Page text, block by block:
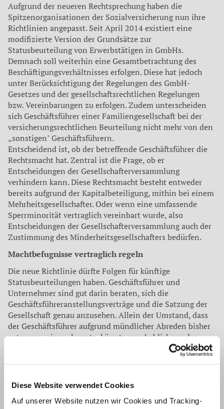
Diese Website verwendet Cookies
Auf unserer Website nutzen wir Cookies und Tracking-
Aufgrund der neueren Rechtsprechung haben die
Spitzenorganisationen der Sozialversicherung nun ihre
Richtlinien angepasst. Seit April 2014 existiert eine
modifizierte Version der Grundsätze zur
Statusbeurteilung von Erwerbstätigen in GmbHs.
Demnach soll weiterhin eine Gesamtbetrachtung des
Beschäftigungsverhältnisses erfolgen. Diese hat jedoch
unter Berücksichtigung der Regelungen des GmbH-
Gesetzes und der gesellschaftsrechtlichen Regelungen
bzw. Vereinbarungen zu erfolgen. Zudem unterscheiden
sich Geschäftsführer einer Familiengesellschaft bei der
versicherungsrechtlichen Beurteilung nicht mehr von den
„sonstigen" Geschäftsführern.
Entscheidend ist, ob der betreffende Geschäftsführer die
Rechtsmacht hat. Zentral ist die Frage, ob er
Entscheidungen der Gesellschafterversammlung
verhindern kann. Diese Rechtsmacht besteht entweder
bereits aufgrund der Kapitalbeteiligung, mithin bei einem
Mehrheitsgesellschafter. Oder wenn eine umfassende
Sperrminorität vertraglich vereinbart wurde, also
Entscheidungen der Gesellschafterversammlung auch der
Zustimmung des Minderheitsgesellschafters bedürfen.
Machtbefugnisse vertraglich regeln
Die neue Richtlinie dürfte Folgen für künftige
Statusbeurteilungen haben. Geschäftsführer und
Unternehmer sind gut darin beraten, sich die
Geschäftsführeranstellungsverträge und die Satzung der
Gesellschaft genau anzusehen. Allein der Umstand, dass
der Geschäftsführer aufgrund mündlicher Abreden bisher
autonom agieren konnte, könnte unerheblich werden.
Dies ist dann der Fall, wenn einem Geschäftsführer
aufgrund der vertraglichen Regelungen der eingeräumte
eine mündliche Absprache, die im Widerspruch zu den
nur dann rechtlich relevant, wenn eine formlose